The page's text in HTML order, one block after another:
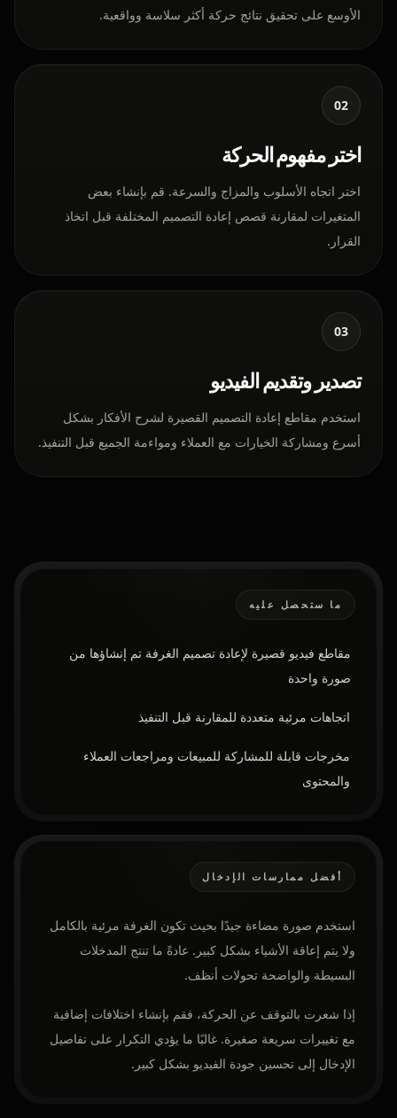
الأوسع على تحقيق نتائج حركة أكثر سلاسة وواقعية.
02
اختر مفهوم الحركة
اختر اتجاه الأسلوب والمزاج والسرعة. قم بإنشاء بعض
المتغيرات لمقارنة قصص إعادة التصميم المختلفة قبل اتخاذ
القرار.
03
تصدير وتقديم الفيديو
استخدم مقاطع إعادة التصميم القصيرة لشرح الأفكار بشكل
أسرع ومشاركة الخيارات مع العملاء ومواءمة الجميع قبل التنفيذ.
ما ستحصل عليه
مقاطع فيديو قصيرة لإعادة تصميم الغرفة تم إنشاؤها من
صورة واحدة
اتجاهات مرئية متعددة للمقارنة قبل التنفيذ
مخرجات قابلة للمشاركة للمبيعات ومراجعات العملاء
والمحتوى
أفضل ممارسات الإدخال
استخدم صورة مضاءة جيدًا بحيث تكون الغرفة مرئية بالكامل
ولا يتم إعاقة الأشياء بشكل كبير. عادةً ما تنتج المدخلات
البسيطة والواضحة تحولات أنظف.
إذا شعرت بالتوقف عن الحركة، فقم بإنشاء اختلافات إضافية
مع تغييرات سريعة صغيرة. غالبًا ما يؤدي التكرار على تفاصيل
الإدخال إلى تحسين جودة الفيديو بشكل كبير.